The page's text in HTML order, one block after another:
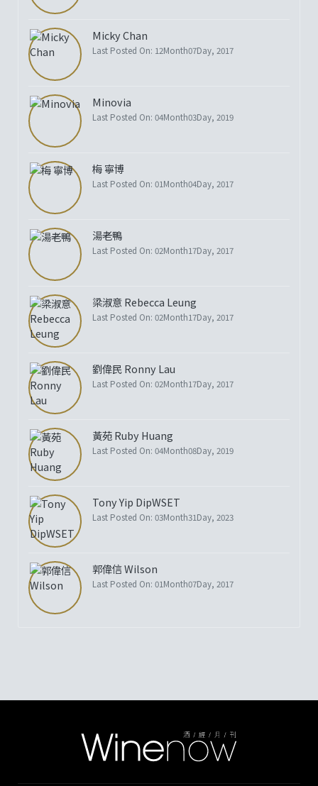
Micky Chan
Last Posted On: 12Month07Day, 2017
Minovia
Last Posted On: 04Month03Day, 2019
梅 寧博
Last Posted On: 01Month04Day, 2017
湯老鴨
Last Posted On: 02Month17Day, 2017
梁淑意 Rebecca Leung
Last Posted On: 02Month17Day, 2017
劉偉民 Ronny Lau
Last Posted On: 02Month17Day, 2017
黃苑 Ruby Huang
Last Posted On: 04Month08Day, 2019
Tony Yip DipWSET
Last Posted On: 03Month31Day, 2023
郭偉信 Wilson
Last Posted On: 01Month07Day, 2017